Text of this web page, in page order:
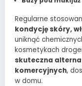
Regularne
kondycję skóry,
uniknąć
kosmetykach
skuteczna
komercyjnych,
w domu.